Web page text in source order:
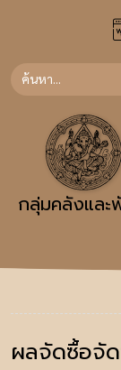
กลุ่มคลังและ
ผลจัดซื้อจั